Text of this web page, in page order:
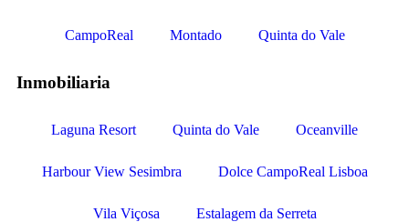
CampoReal Montado Quinta do Vale
Inmobiliaria
Laguna Resort Quinta do Vale Oceanville
Harbour View Sesimbra Dolce CampoReal Lisboa
Vila Viçosa Estalagem da Serreta